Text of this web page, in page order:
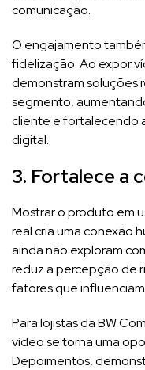
comunicação.
O engajamento
fidelização. Ao expor
demonstram soluções
segmento,
cliente e fortalecendo
digital.
3. Fortalece a
Mostrar o produto em
real cria uma conexão
ainda não exploram
reduz a percepção de
fatores que
Para lojistas da BW
vídeo se torna uma
Depoimentos,